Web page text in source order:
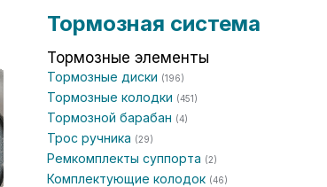
Тормозная система
Тормозные элементы
Тормозные диски (196)
Тормозные колодки (451)
Тормозной барабан (4)
Трос ручника (29)
Ремкомплекты суппорта (2)
Комплектующие колодок (46)